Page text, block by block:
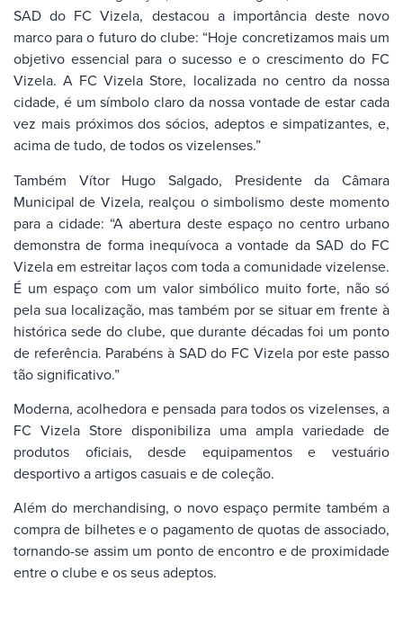
SAD do FC Vizela, destacou a importância deste novo
marco para o futuro do clube: “Hoje concretizamos mais um
objetivo essencial para o sucesso e o crescimento do FC
Vizela. A FC Vizela Store, localizada no centro da nossa
cidade, é um símbolo claro da nossa vontade de estar cada
vez mais próximos dos sócios, adeptos e simpatizantes, e,
acima de tudo, de todos os vizelenses.”
Também Vítor Hugo Salgado, Presidente da Câmara
Municipal de Vizela, realçou o simbolismo deste momento
para a cidade: “A abertura deste espaço no centro urbano
demonstra de forma inequívoca a vontade da SAD do FC
Vizela em estreitar laços com toda a comunidade vizelense.
É um espaço com um valor simbólico muito forte, não só
pela sua localização, mas também por se situar em frente à
histórica sede do clube, que durante décadas foi um ponto
de referência. Parabéns à SAD do FC Vizela por este passo
tão significativo.”
Moderna, acolhedora e pensada para todos os vizelenses, a
FC Vizela Store disponibiliza uma ampla variedade de
produtos oficiais, desde equipamentos e vestuário
desportivo a artigos casuais e de coleção.
Além do merchandising, o novo espaço permite também a
compra de bilhetes e o pagamento de quotas de associado,
tornando-se assim um ponto de encontro e de proximidade
entre o clube e os seus adeptos.